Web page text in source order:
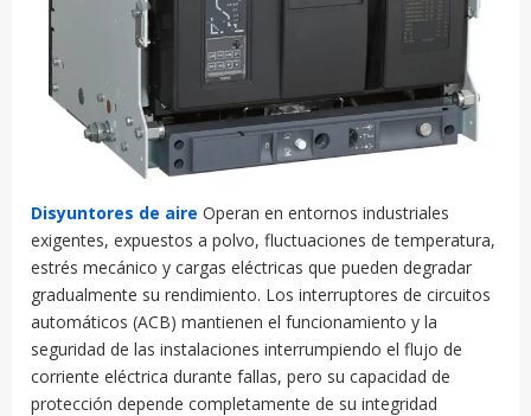
Disyuntores de aire Operan en entornos industriales
exigentes, expuestos a polvo, fluctuaciones de temperatura,
estrés mecánico y cargas eléctricas que pueden degradar
gradualmente su rendimiento. Los interruptores de circuitos
automáticos (ACB) mantienen el funcionamiento y la
seguridad de las instalaciones interrumpiendo el flujo de
corriente eléctrica durante fallas, pero su capacidad de
protección depende completamente de su integridad